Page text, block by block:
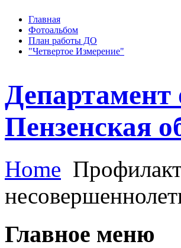
Главная
Фотоальбом
План работы ДО
"Четвертое Измерение"
Департамент
Пензенская
Home
Главное меню